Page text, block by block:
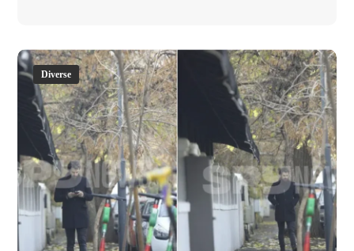
Diverse